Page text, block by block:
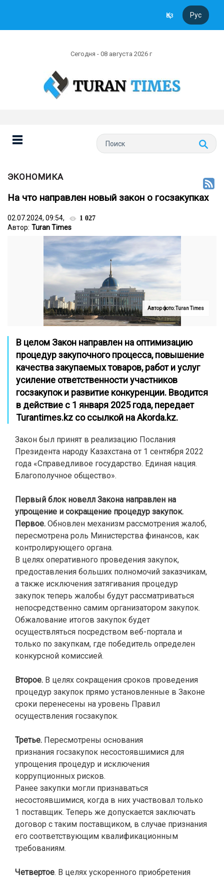
Қаз Рус
Сегодня - 08 августа 2026 г
ЭКОНОМИКА
На что направлен новый закон о госзакупках
02.07.2024, 09:54, 1 027
Автор: Turan Times
Автор фото: Turan Times
В целом Закон направлен на оптимизацию
процедур закупочного процесса, повышение
качества закупаемых товаров, работ и услуг
усиление ответственности участников
госзакупок и развитие конкуренции. Вводится
в действие с 1 января 2025 года, передает
Turantimes.kz со ссылкой на Akorda.kz.
Закон был принят в реализацию Послания
Президента народу Казахстана от 1 сентября 2022
года «Справедливое государство. Единая нация.
Благополучное общество».
Первый блок новелл Закона направлен на
упрощение и сокращение процедур закупок.
Первое. Обновлен механизм рассмотрения жалоб,
пересмотрена роль Министерства финансов, как
контролирующего органа.
В целях оперативного проведения закупок,
предоставления больших полномочий заказчикам,
а также исключения затягивания процедур
закупок теперь жалобы будут рассматриваться
непосредственно самим организатором закупок.
Обжалование итогов закупок будет
осуществляться посредством веб-портала и
только по закупкам, где победитель определен
конкурсной комиссией.
Второе. В целях сокращения сроков проведения
процедур закупок прямо установленные в Законе
сроки перенесены на уровень Правил
осуществления госзакупок.
Третье. Пересмотрены основания
признания госзакупок несостоявшимися для
упрощения процедур и исключения
коррупционных рисков.
Ранее закупки могли признаваться
несостоявшимися, когда в них участвовал только
1 поставщик. Теперь же допускается заключать
договор с таким поставщиком, в случае признания
его соответствующим квалификационным
требованиям.
Четвертое. В целях ускоренного приобретения